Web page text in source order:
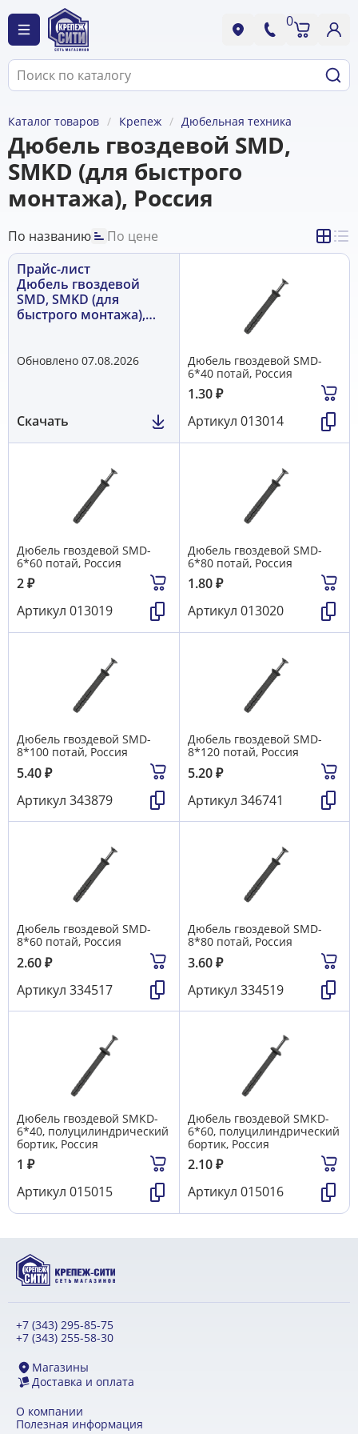
0
Каталог товаров Крепеж Дюбельная техника
Дюбель гвоздевой SMD,
SMKD (для быстрого
монтажа), Россия
По названию
По цене
Прайс-лист
Дюбель гвоздевой
SMD, SMKD (для
быстрого монтажа),
Обновлено 07.08.2026
Скачать
Дюбель гвоздевой SMD-
6*40 потай, Россия
1.30₽
Артикул 013014
Дюбель гвоздевой SMD-
6*60 потай, Россия
2₽
Артикул 013019
Дюбель гвоздевой SMD-
6*80 потай, Россия
1.80₽
Артикул 013020
Дюбель гвоздевой SMD-
8*100 потай, Россия
5.40₽
Артикул 343879
Дюбель гвоздевой SMD-
8*120 потай, Россия
5.20₽
Артикул 346741
Дюбель гвоздевой SMD-
8*60 потай, Россия
2.60₽
Артикул 334517
Дюбель гвоздевой SMD-
8*80 потай, Россия
3.60₽
Артикул 334519
Дюбель гвоздевой SMКD-
6*40, полуцилиндрический
бортик, Россия
1 ₽
Артикул 015015
Дюбель гвоздевой SMКD-
6*60, полуцилиндрический
бортик, Россия
2.10₽
Артикул 015016
+7 (343) 295-85-75
+7 (343) 255-58-30
Магазины
Доставка и оплата
О компании
Полезная информация